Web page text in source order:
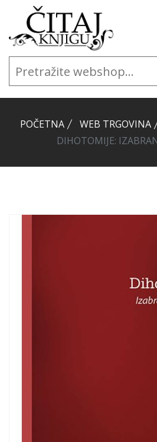
POČETNA WEB TRGOVINA
DIHOTOMIJE: